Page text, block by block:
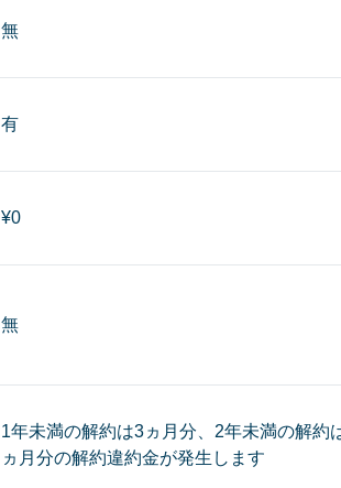
無
有
¥0
無
1年未満の解約は3ヵ月分、2年未満の解約
ヵ月分の解約違約金が発生します